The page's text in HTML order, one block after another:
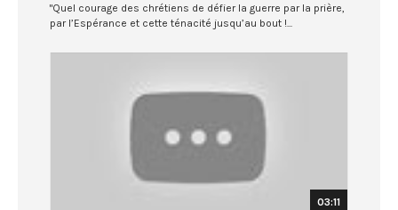
"Quel courage des chrétiens de défier la guerre par la prière,
par l’Espérance et cette ténacité jusqu’au bout !...
03:11